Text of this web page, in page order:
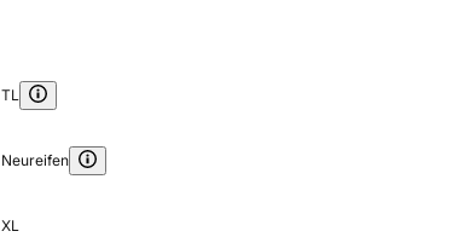
TL
Neureifen
XL